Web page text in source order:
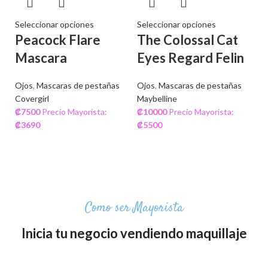
Seleccionar opciones
Peacock Flare
Mascara
Ojos, Mascaras de pestañas
Covergirl
₡7500 Precio Mayorista:
₡3690
Seleccionar opciones
The Colossal Cat
Eyes Regard Felin
Ojos, Mascaras de pestañas
Maybelline
₡10000 Precio Mayorista:
₡5500
Como ser Mayorista
Inicia tu negocio vendiendo maquillaje